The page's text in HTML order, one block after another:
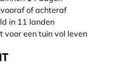
of achteraf
in 11 landen
voor een tuin vol leven